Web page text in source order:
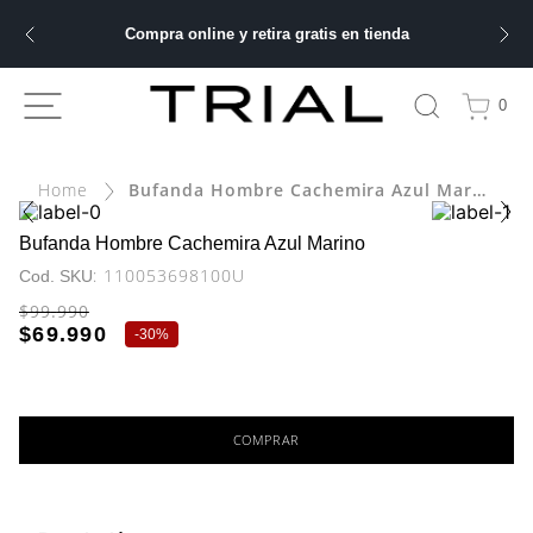
Compra online y retira gratis en tienda
0
Bufanda Hombre Cachemira Azul Marino
Bufanda Hombre Cachemira Azul Marino
: 110053698100U
$99.990
$69.990 -30%
COMPRAR
BUSCADOS